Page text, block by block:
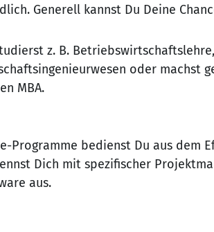
Generell kannst Du Deine
z. B. Betriebswirtschaftslehre,
oder machst
MBA.
Programme bedienst Du aus dem
Dich mit spezifischer
aus.